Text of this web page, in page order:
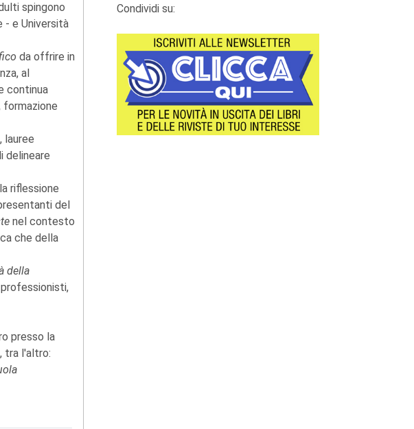
spingono
- e Università
da offrire in
al
continua
formazione
lauree
delineare
riflessione
del
nel contesto
che della
della
presso la
tra l'altro:
Condividi su: